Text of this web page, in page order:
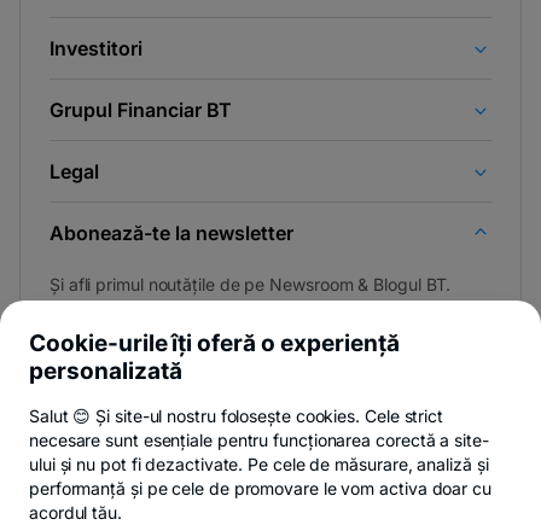
Investitori
Grupul Financiar BT
Legal
Abonează-te la newsletter
Și afli primul noutățile de pe Newsroom & Blogul BT.
Privacy HubPolitica de confidențialitatePolitica de cookies
Cookie-urile îți oferă o experiență
personalizată
Salut 😊 Și site-ul nostru folosește cookies. Cele strict
necesare sunt esențiale pentru funcționarea corectă a site-
ului și nu pot fi dezactivate. Pe cele de măsurare, analiză și
performanță și pe cele de promovare le vom activa doar cu
acordul tău.